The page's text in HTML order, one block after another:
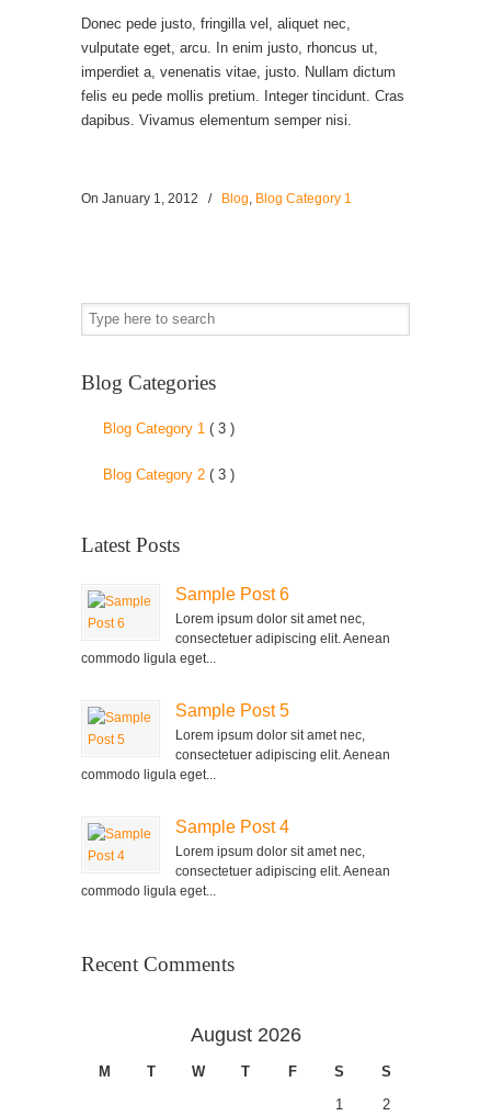
Donec pede justo, fringilla vel, aliquet nec,
vulputate eget, arcu. In enim justo, rhoncus ut,
imperdiet a, venenatis vitae, justo. Nullam dictum
felis eu pede mollis pretium. Integer tincidunt. Cras
dapibus. Vivamus elementum semper nisi.
On January 1, 2012 / Blog, Blog Category 1
Blog Categories
Blog Category 1 ( 3 )
Blog Category 2 ( 3 )
Latest Posts
Sample Post 6
Lorem ipsum dolor sit amet nec,
consectetuer adipiscing elit. Aenean
commodo ligula eget...
Sample Post 5
Lorem ipsum dolor sit amet nec,
consectetuer adipiscing elit. Aenean
commodo ligula eget...
Sample Post 4
Lorem ipsum dolor sit amet nec,
consectetuer adipiscing elit. Aenean
commodo ligula eget...
Recent Comments
August 2026
M T W T F S
S
1
2